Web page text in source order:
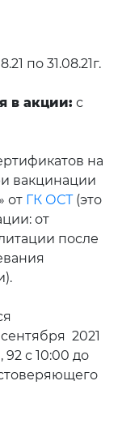
по 31.08.21г.
в акции: с
на
вакцинации
от ГК ОСТ(это
от
после
2021
92 с 10:00 до